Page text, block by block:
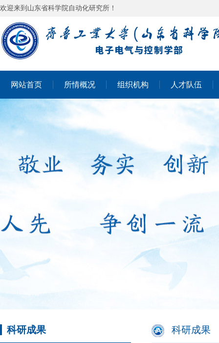
欢迎来到山东省科学院自动化研究所！
网站首页 所情概况 组织机构 人才队伍
科研成果 科研成果